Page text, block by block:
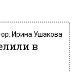
Ирина Ушакова
в